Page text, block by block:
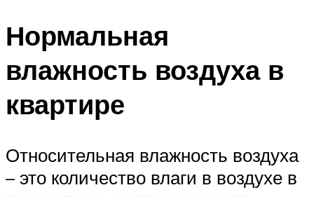
Нормальная
влажность воздуха в
квартире
Относительная влажность воздуха
– это количество влаги в воздухе в